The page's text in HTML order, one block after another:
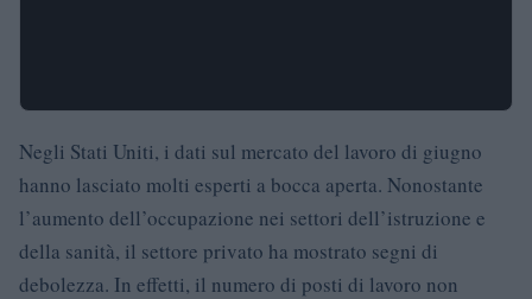
Negli Stati Uniti, i dati sul mercato del lavoro di giugno
hanno lasciato molti esperti a bocca aperta. Nonostante
l’aumento dell’occupazione nei settori dell’istruzione e
della sanità, il settore privato ha mostrato segni di
debolezza. In effetti, il numero di posti di lavoro non